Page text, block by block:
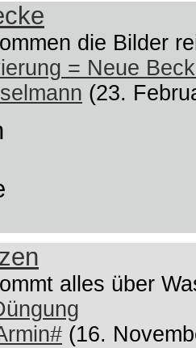
die Bilder
= Neue
(23.
alles über
(16.